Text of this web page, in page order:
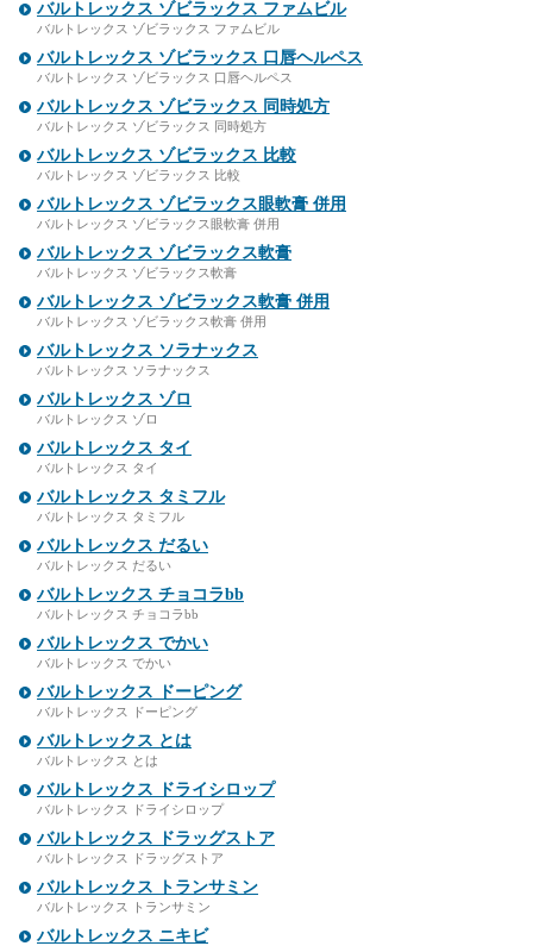
バルトレックス ゾビラックス ファムビル
バルトレックス ゾビラックス ファムビル
バルトレックス ゾビラックス 口唇ヘルペス
バルトレックス ゾビラックス 口唇ヘルペス
バルトレックス ゾビラックス 同時処方
バルトレックス ゾビラックス 同時処方
バルトレックス ゾビラックス 比較
バルトレックス ゾビラックス 比較
バルトレックス ゾビラックス眼軟膏 併用
バルトレックス ゾビラックス眼軟膏 併用
バルトレックス ゾビラックス軟膏
バルトレックス ゾビラックス軟膏
バルトレックス ゾビラックス軟膏 併用
バルトレックス ゾビラックス軟膏 併用
バルトレックス ソラナックス
バルトレックス ソラナックス
バルトレックス ゾロ
バルトレックス ゾロ
バルトレックス タイ
バルトレックス タイ
バルトレックス タミフル
バルトレックス タミフル
バルトレックス だるい
バルトレックス だるい
バルトレックス チョコラbb
バルトレックス チョコラbb
バルトレックス でかい
バルトレックス でかい
バルトレックス ドーピング
バルトレックス ドーピング
バルトレックス とは
バルトレックス とは
バルトレックス ドライシロップ
バルトレックス ドライシロップ
バルトレックス ドラッグストア
バルトレックス ドラッグストア
バルトレックス トランサミン
バルトレックス トランサミン
バルトレックス ニキビ